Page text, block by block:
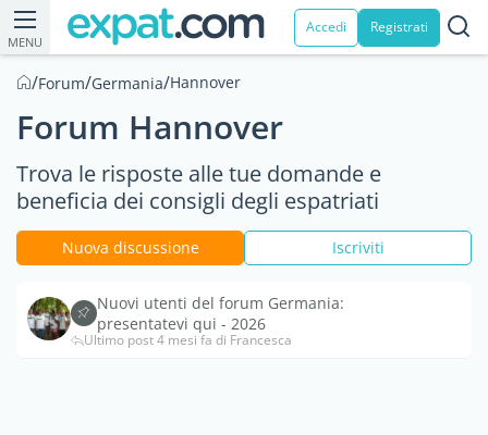
MENU
Accedi Registrati
/Forum/Germania/Hannover
Forum Hannover
Trova le risposte alle tue domande e
beneficia dei consigli degli espatriati
Nuova discussione Iscriviti
Nuovi utenti del forum Germania:
presentatevi qui - 2026
Ultimo post 4 mesi fa di Francesca